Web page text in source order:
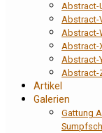
Abstract-
Abstract-
Abstract-
Abstract-
Abstract-
Abstract-
Artikel
Galerien
Gattung